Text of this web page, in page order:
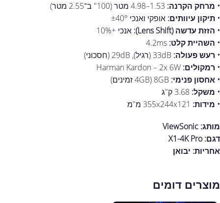
• מרחק הקרנה:
• תיקון עיוותים: אופקי ואנכי ‎±40°
• הזזת עדשה (Lens Shift):
אנכי +10%
• השהיית קלט:
• רעש פעולה:
• רמקולים:
• אחסון פנימי:
• משקל:
• מידות:
מותג: ViewSonic
דגם: X1-4K Pro
אחריות: יבואן
מוצרים דומים